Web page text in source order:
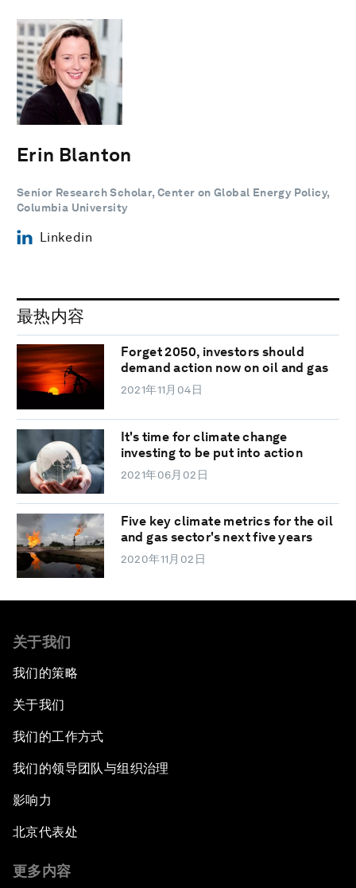
Erin Blanton
Senior Research Scholar, Center on Global Energy Policy,
Columbia University
Linkedin
最热内容
Forget 2050, investors should
demand action now on oil and gas
2021年11月04日
It's time for climate change
investing to be put into action
2021年06月02日
Five key climate metrics for the oil
and gas sector's next five years
2020年11月02日
关于我们
我们的策略
关于我们
我们的工作方式
我们的领导团队与组织治理
影响力
北京代表处
更多内容